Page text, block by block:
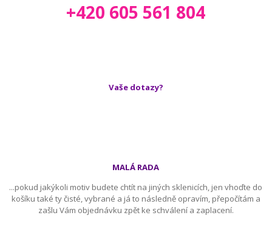
+420 605 561 804
Vaše dotazy?
MALÁ RADA
...pokud jakýkoli motiv budete chtít na jiných sklenicích, jen vhoďte do
košíku také ty čisté, vybrané a já to následně opravím, přepočítám a
zašlu Vám objednávku zpět ke schválení a zaplacení.